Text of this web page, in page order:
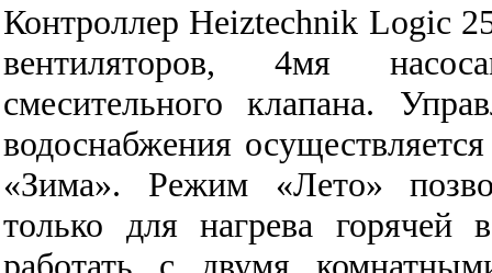
Контроллер Heiztechnik Logic
вентиляторов, 4мя
смесительного клапана.
водоснабжения
«Зима». Режим «Лето»
только для нагрева